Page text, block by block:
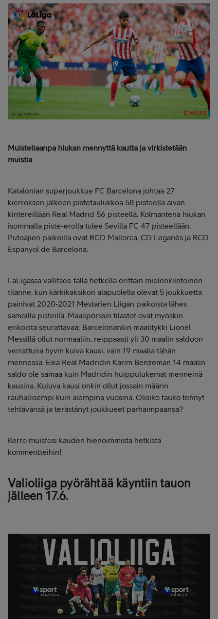
Muistellaanpa hiukan mennyttä kautta ja virkistetään
muistia
Katalonian superjoukkue FC Barcelona johtaa 27
kierroksen jälkeen pistetaulukkoa 58 pisteellä aivan
kintereillään Real Madrid 56 pisteellä. Kolmantena hiukan
isommalla piste-erolla tulee Sevilla FC 47 pisteellään.
Putoajien paikoilla ovat RCD Mallorca, CD Leganés ja RCD
Espanyol de Barcelona.
LaLigassa vallitsee tällä hetkellä erittäin mielenkiintoinen
tilanne, kun kärkikaksikon alapuolella olevat 5 joukkuetta
painivat 2020-2021 Mestarien Liigan paikoista lähes
samoilla pisteillä. Maalipörssin tilastot ovat myöskin
erikoista seurattavaa; Barcelonankin maalitykki Lionel
Messillä ollut normaaliin, reippaasti yli 30 maalin saldoon
verrattuna hyvin kuiva kausi, vain 19 maalia tähän
mennessä. Eikä Real Madridin Karim Benzeman 14 maalin
saldo ole samaa kuin Madridin huippulukemat menneinä
kausina. Kuluva kausi onkin ollut jossain määrin
rauhallisempi kuin aiempina vuosina. Olisiko tauko tehnyt
tehtävänsä ja terästänyt joukkueet parhaimpaansa?
Kerro muistosi kauden hienoimmista hetkistä
kommentteihin!
Valioliiga pyörähtää käyntiin tauon
jälleen 17.6.